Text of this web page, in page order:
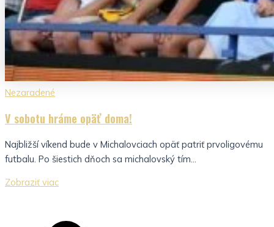
Nezaradené
V sobotu hráme opäť doma!
Najbližší víkend bude v Michalovciach opäť patriť prvoligovému
futbalu. Po šiestich dňoch sa michalovský tím...
Zobraziť viac